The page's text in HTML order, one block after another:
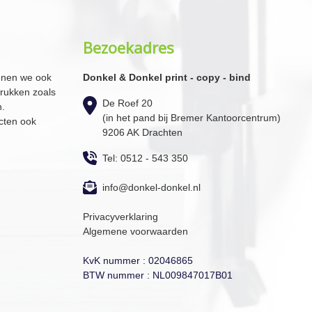
we ook
zoals
ook
Bezoekadres
Donkel & Donkel print - copy - bind
De Roef 20
(in het pand bij Bremer Kantoorcentrum)
9206 AK Drachten
Tel: 0512 - 543 350
info@donkel-donkel.nl
Privacyverklaring
Algemene voorwaarden
KvK nummer : 02046865
BTW nummer : NL009847017B01